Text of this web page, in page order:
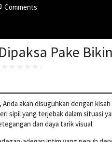
Comments
Pake
Anda akan disuguhkan dengan
sipil yang terjebak dalam situasi
dan daya tarik visual.